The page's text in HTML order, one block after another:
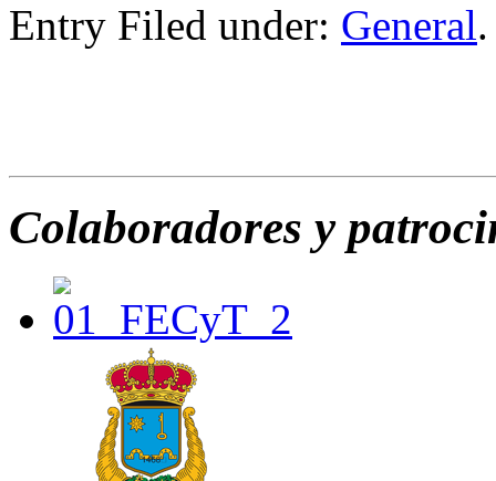
Entry Filed under: General
Colaboradores y